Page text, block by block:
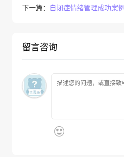
下一篇：
自闭症情绪管理成功案例
留言咨询